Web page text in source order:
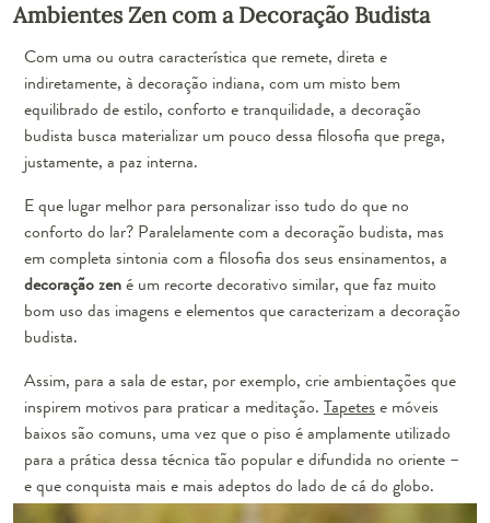
Ambientes Zen com a Decoração Budista
Com uma ou outra característica que remete, direta e
indiretamente, à decoração indiana, com um misto bem
equilibrado de estilo, conforto e tranquilidade, a decoração
budista busca materializar um pouco dessa filosofia que prega,
justamente, a paz interna.
E que lugar melhor para personalizar isso tudo do que no
conforto do lar? Paralelamente com a decoração budista, mas
em completa sintonia com a filosofia dos seus ensinamentos, a
decoração zené um recorte decorativo similar, que faz muito
bom uso das imagens e elementos que caracterizam a decoração
budista.
Assim, para a sala de estar, por exemplo, crie ambientações que
inspirem motivos para praticar a meditação. Tapetes e móveis
baixos são comuns, uma vez que o piso é amplamente utilizado
para a prática dessa técnica tão popular e difundida no oriente –
e que conquista mais e mais adeptos do lado de cá do globo.